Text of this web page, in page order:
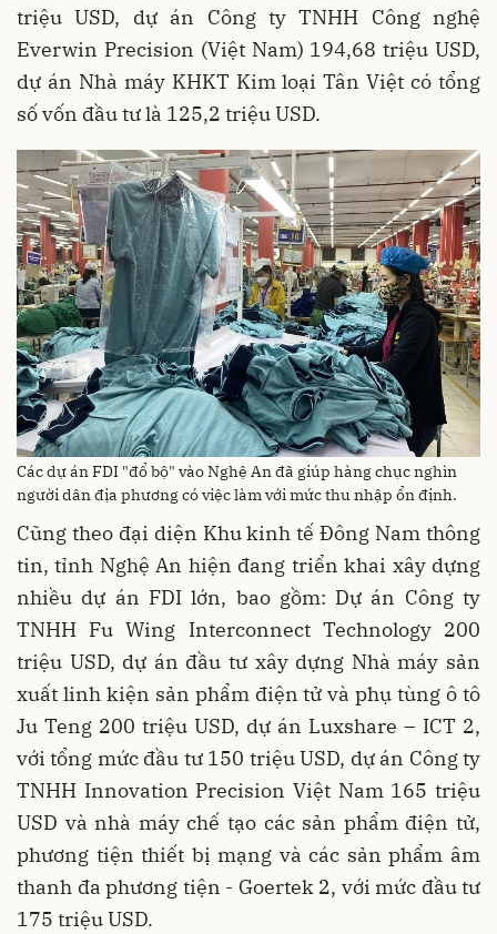
triệu USD, dự án Công ty TNHH Công nghệ
Everwin Precision (Việt Nam) 194,68 triệu USD,
dự án Nhà máy KHKT Kim loại Tân Việt có tổng
số vốn đầu tư là 125,2 triệu USD.
Các dự án FDI "đổ bộ" vào Nghệ An đã giúp hàng chục nghìn
người dân địa phương có việc làm với mức thu nhập ổn định.
Cũng theo đại diện Khu kinh tế Đông Nam thông
tin, tỉnh Nghệ An hiện đang triển khai xây dựng
nhiều dự án FDI lớn, bao gồm: Dự án Công ty
TNHH Fu Wing Interconnect Technology 200
triệu USD, dự án đầu tư xây dựng Nhà máy sản
xuất linh kiện sản phẩm điện tử và phụ tùng ô tô
Ju Teng 200 triệu USD, dự án Luxshare – ICT 2,
với tổng mức đầu tư 150 triệu USD, dự án Công ty
TNHH Innovation Precision Việt Nam 165 triệu
USD và nhà máy chế tạo các sản phẩm điện tử,
phương tiện thiết bị mạng và các sản phẩm âm
thanh đa phương tiện - Goertek 2, với mức đầu tư
175 triệu USD.